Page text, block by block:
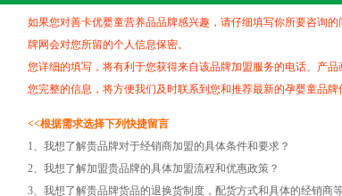
如果您对善卡优婴童营养品品牌感兴趣，请仔细填写你所要咨询
牌网会对您所留的个人信息保密。
您详细的填写，将有利于您获得来自该品牌加盟服务的电话、产品
您完整的信息，将方便我们及时联系到您和推荐最新的孕婴童品牌
<<根据需求选择下列快捷留言
1、我想了解贵品牌对于经销商加盟的具体条件和要求？
2、我想了解加盟贵品牌的具体加盟流程和优惠政策？
3、我想了解贵品牌货品的退换货制度，配货方式和具体的经销商